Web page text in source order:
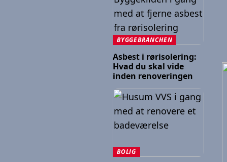
BYGGEBRANCHEN
Asbest i rørisolering:
Hvad du skal vide
inden renoveringen
BOLIG